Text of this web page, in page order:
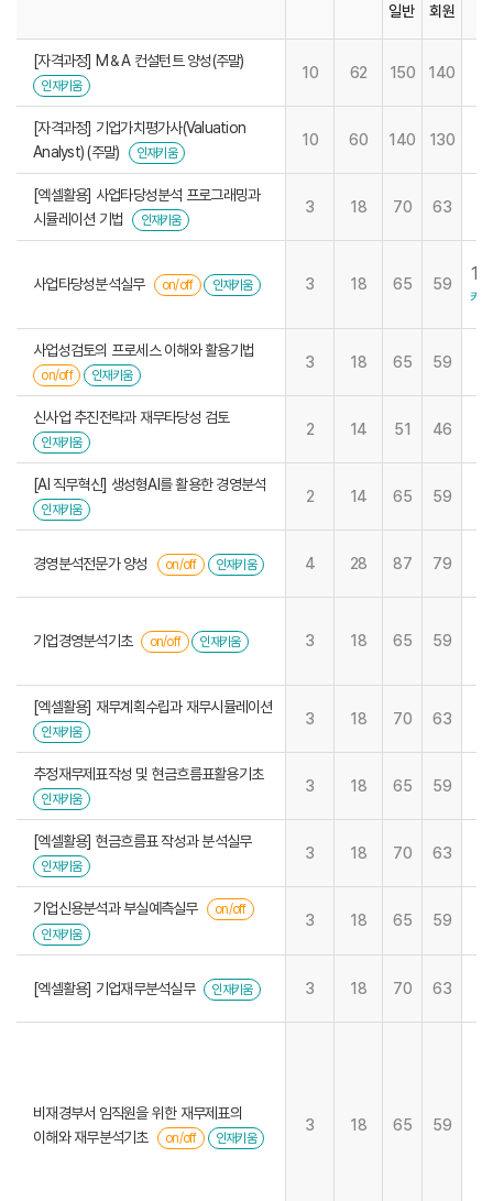
일반 회원
[자격과정] M＆A 컨설턴트 양성(주말)
인재키움
10 62 150 140
[자격과정] 기업가치평가사(Valuation
Analyst) (주말)
인재키움
10 60 140 130
[엑셀활용] 사업타당성분석 프로그래밍과
시뮬레이션 기법
인재키움
3 18 70 63
사업타당성분석실무 on/off 인재키움 3 18 65 59 19
키움
사업성검토의 프로세스 이해와 활용기법
on/off 인재키움
3 18 65 59
신사업 추진전략과 재무타당성 검토
인재키움
2 14 51 46
[AI 직무혁신] 생성형AI를 활용한 경영분석
인재키움
2 14 65 59
경영분석전문가 양성 on/off 인재키움 4 28 87 79
기업경영분석기초 on/off 인재키움 3 18 65 59
[엑셀활용] 재무계획수립과 재무시뮬레이션
인재키움
3 18 70 63
추정재무제표작성 및 현금흐름표활용기초
인재키움
3 18 65 59
[엑셀활용] 현금흐름표 작성과 분석실무
인재키움
3 18 70 63
기업신용분석과 부실예측실무
on/off
인재키움
3 18 65 59
[엑셀활용] 기업재무분석실무 인재키움 3 18 70 63
비재경부서 임직원을 위한 재무제표의
이해와 재무분석기초
on/off 인재키움
3 18 65 59